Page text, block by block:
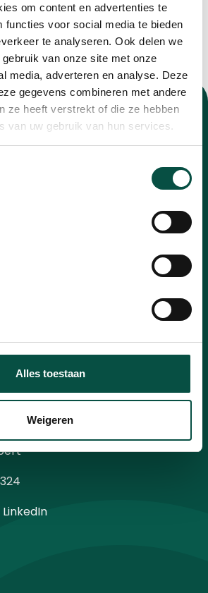
om content en advertenties te
functies voor social media te bieden
te analyseren. Ook delen we
van onze site met onze
media, adverteren en analyse. Deze
gegevens combineren met andere
ze heeft verstrekt of die ze hebben
van uw gebruik van hun services.
Alles toestaan
Weigeren
van alle ontwikkelingen met
met het